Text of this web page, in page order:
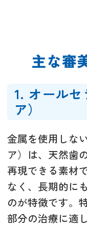
主な審
1. オール
ア）
金属を使用しな
ア）は、天然歯
再現できる素材
なく、長期的に
のが特徴です。
部分の治療に適